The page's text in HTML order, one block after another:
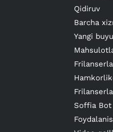
Qidiruv
Barcha
Yangi
Soffia Bot